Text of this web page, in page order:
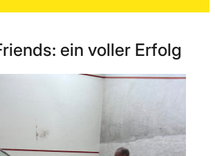
ein voller Erfolg